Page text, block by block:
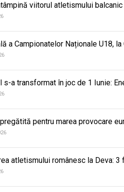
viitorul atletismului
a Campionatelor Naționale U18, la
s-a transformat în joc de 1 Iunie:
pregătită pentru marea provocare
atletismului românesc la Deva: